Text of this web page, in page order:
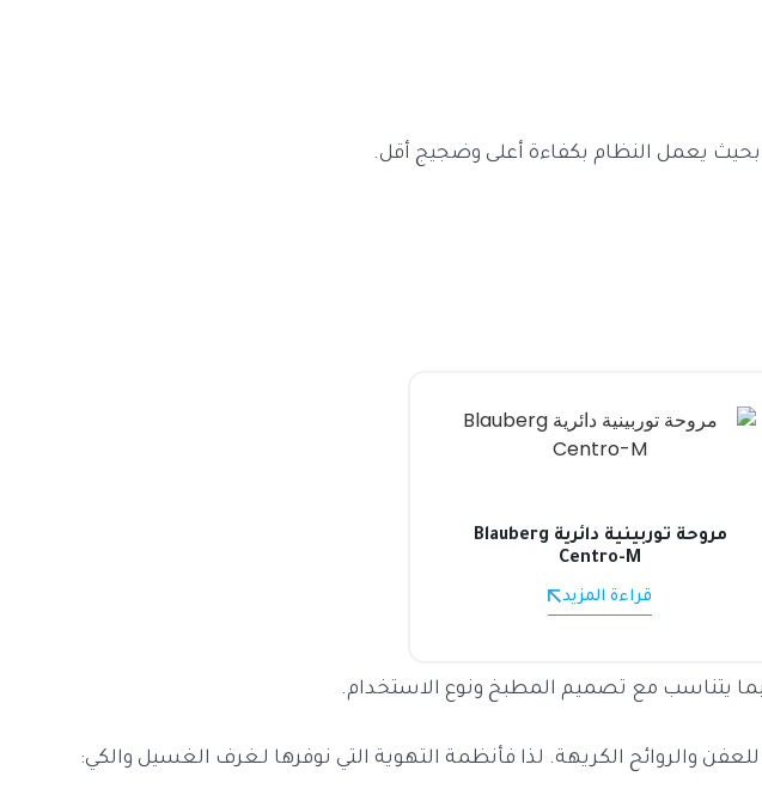
يعمل النظام بكفاءة أعلى وضجيج أقل.
مروحة توربينية دائرية Blauberg
Centro-M
قراءة المزيد
يتناسب مع تصميم المطبخ ونوع الاستخدام.
والروائح الكريهة. لذا فأنظمة التهوية التي نوفرها لـغرف الغسيل والكي: